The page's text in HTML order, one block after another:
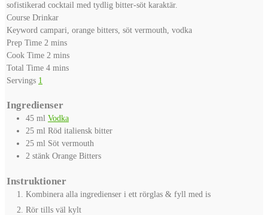
sofistikerad cocktail med tydlig bitter-söt karaktär.
Course Drinkar
Keyword campari, orange bitters, söt vermouth, vodka
Prep Time 2 minutes
mins
Cook Time 2 minutes
mins
Total Time 4minutes
mins
Servings 1
Ingredienser
45 ml Vodka
25 ml Röd italiensk bitter
25 ml Söt vermouth
2 stänk Orange Bitters
Instruktioner
Kombinera alla ingredienser i ett rörglas & fyll med is
Rör tills väl kylt